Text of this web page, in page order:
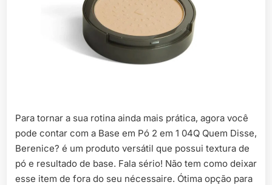
Para tornar a sua rotina ainda mais prática, agora você
pode contar com a Base em Pó 2 em 1 04Q Quem Disse,
Berenice? é um produto versátil que possui textura de
pó e resultado de base. Fala sério! Não tem como deixar
esse item de fora do seu nécessaire. Ótima opção para